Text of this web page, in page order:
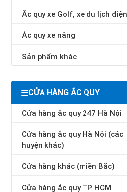
Ắc quy xe Golf, xe du lịch điện
Ắc quy xe nâng
Sản phẩm khác
CỬA HÀNG ẮC QUY
Cửa hàng ắc quy 247 Hà Nội
Cửa hàng ắc quy Hà Nội (các
huyện khác)
Cửa hàng khác (miền Bắc)
Cửa hàng ắc quy TP HCM